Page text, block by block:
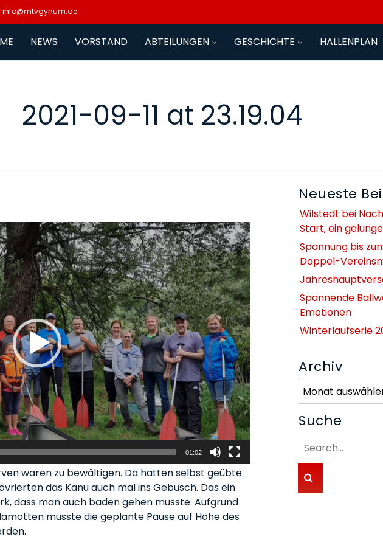
info@mtvgyhum.de
NEWS VORSTAND ABTEILUNGEN GESCHICHTE HALLENPLAN
2021-09-11 at 23.19.04
01:02
waren zu bewältigen. Da hatten selbst geübte
das Kanu auch mal ins Gebüsch. Das ein
dass man auch baden gehen musste. Aufgrund
musste die geplante Pause auf Höhe des
Neueste
Wilstedt bei
Start, ein
Spannung bis
Doppel-
Spannende
Emotionen
Winterlaufserie
Archiv
Suche